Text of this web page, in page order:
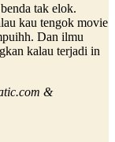
tak elok.
kau tengok movie
Dan ilmu
kalau terjadi in
&